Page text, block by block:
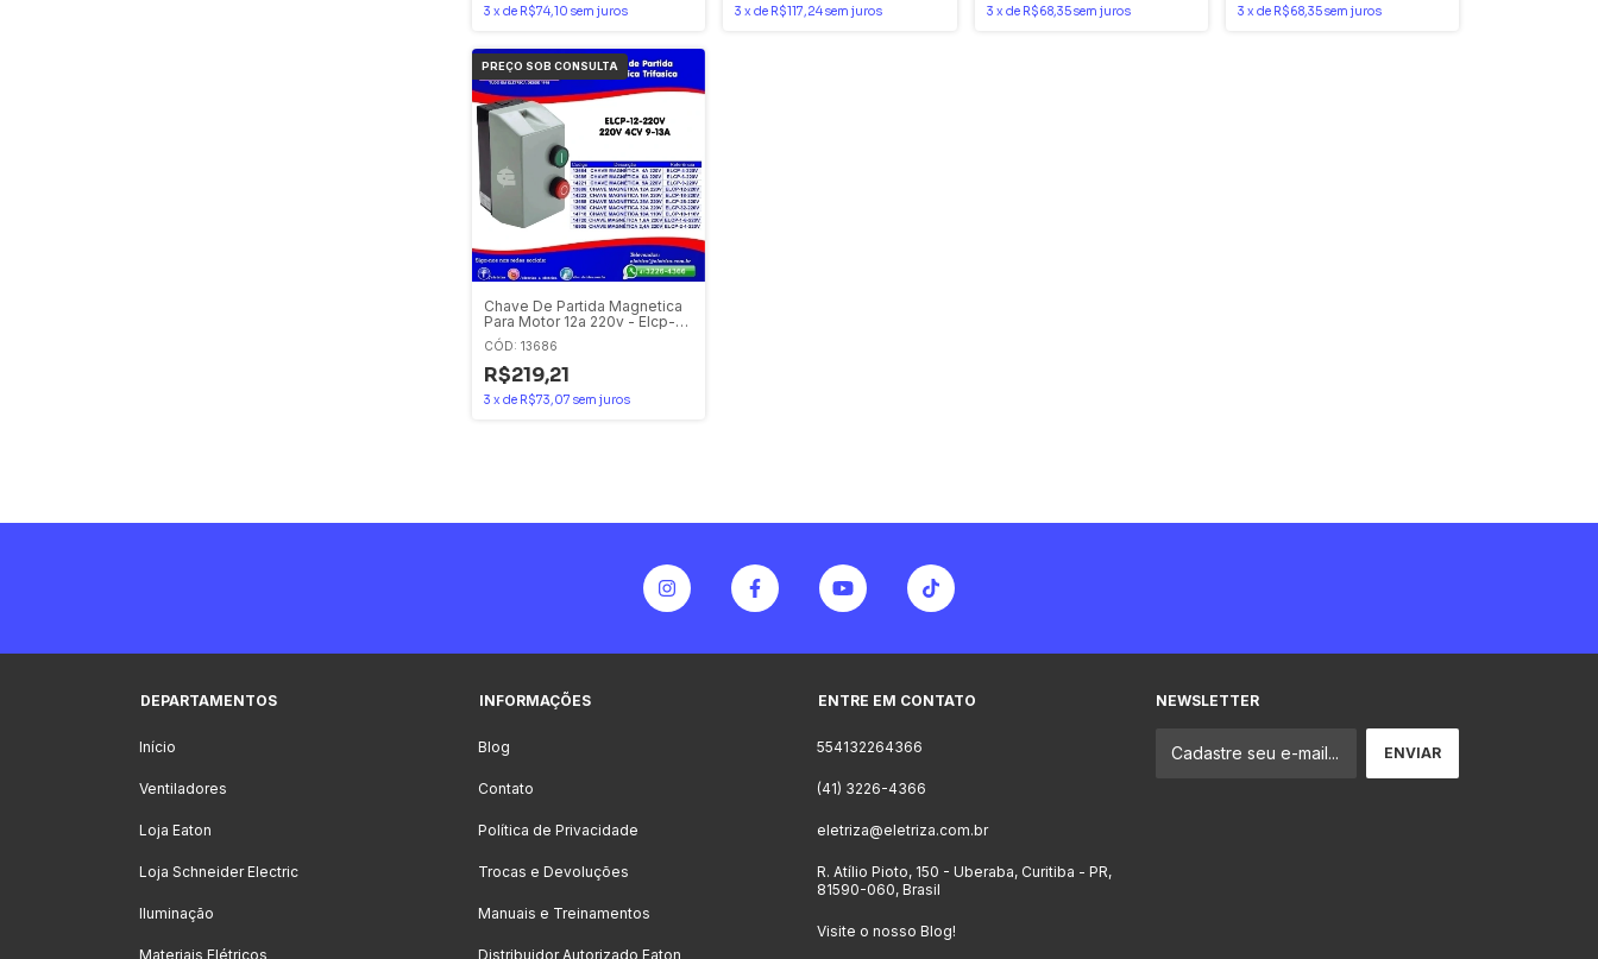
3 x de R$74,10 sem juros 3 xde R$117,24sem juros 3 x de R$68,35sem juros 3 x de R$68,35sem juros
Chave De Partida Magnetica
Para Motor 12a 220v - Elcp-
12-220v Eletromec / Eaton
CÓD: 13686
R$219,21
3 x de R$73,07 sem juros
DEPARTAMENTOS
Início
Ventiladores
Loja Eaton
Loja Schneider Electric
Iluminação
Materiais Elétricos
INFORMAÇÕES
Blog
Contato
Política de Privacidade
Trocas e Devoluções
Manuais e Treinamentos
Distribuidor Autorizado Eaton
ENTRE EM CONTATO
554132264366
(41) 3226-4366
eletriza@eletriza.com.br
R. Atílio Pioto, 150 - Uberaba, Curitiba - PR,
81590-060, Brasil
Visite o nosso Blog!
NEWSLETTER